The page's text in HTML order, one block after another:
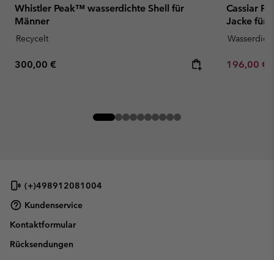
Whistler Peak™ wasserdichte Shell für
Männer
Recycelt
Regular price:
300,00 €
Cassiar
Jacke für
Wasserdicht
Sale price:
196,00 €
(+)498912081004
Kundenservice
Kontaktformular
Rücksendungen